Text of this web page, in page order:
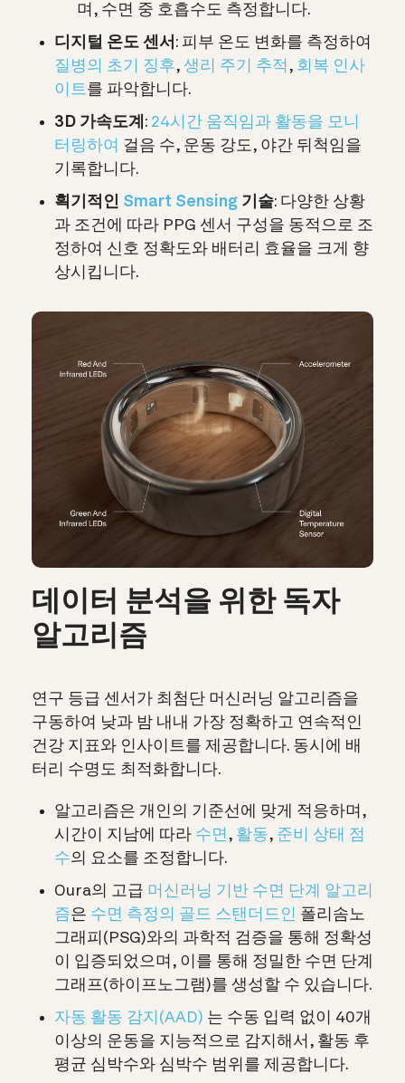
며, 수면 중 호흡수도 측정합니다.
디지털 온도 센서 : 피부 온도 변화를 측정하여
질병의 초기 징후, 생리 주기 추적 , 회복 인사
이트를 파악합니다.
3D 가속도계 : 24시간 움직임과 활동을 모니
터링하여 걸음 수, 운동 강도, 야간 뒤척임을
기록합니다.
획기적인 Smart Sensing 기술: 다양한 상황
과 조건에 따라 PPG 센서 구성을 동적으로 조
정하여 신호 정확도와 배터리 효율을 크게 향
상시킵니다.
데이터 분석을 위한 독자
알고리즘
연구 등급 센서가 최첨단 머신러닝 알고리즘을
구동하여 낮과 밤 내내 가장 정확하고 연속적인
건강 지표와 인사이트를 제공합니다. 동시에 배
터리 수명도 최적화합니다.
알고리즘은 개인의 기준선에 맞게 적응하며,
시간이 지남에 따라 수면 , 활동, 준비 상태 점
수의 요소를 조정합니다.
Oura의 고급 머신러닝 기반 수면 단계 알고리
즘은 수면 측정의 골드 스탠더드인 폴리솜노
그래피(PSG)와의 과학적 검증을 통해 정확성
이 입증되었으며, 이를 통해 정밀한 수면 단계
그래프(하이프노그램)를 생성할 수 있습니다.
자동 활동 감지(AAD) 는 수동 입력 없이 40개
이상의 운동을 지능적으로 감지해서, 활동 후
평균 심박수와 심박수 범위를 제공합니다.